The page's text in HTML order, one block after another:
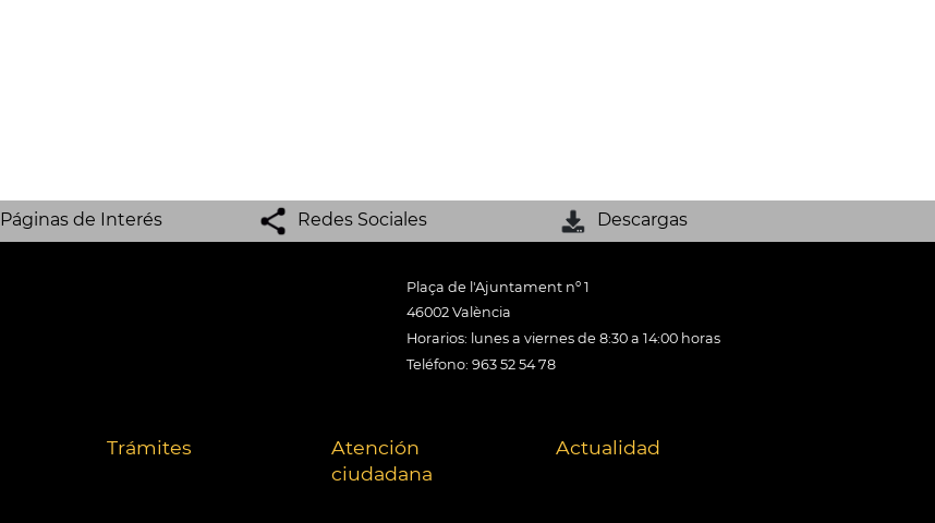
Páginas de Interés Redes Sociales Descargas
Plaça de l'Ajuntament nº 1
46002 València
Horarios: lunes a viernes de 8:30 a 14:00 horas
Teléfono: 963 52 54 78
Trámites
Atención
ciudadana
Actualidad